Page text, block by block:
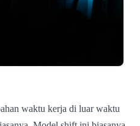
waktu kerja di luar waktu